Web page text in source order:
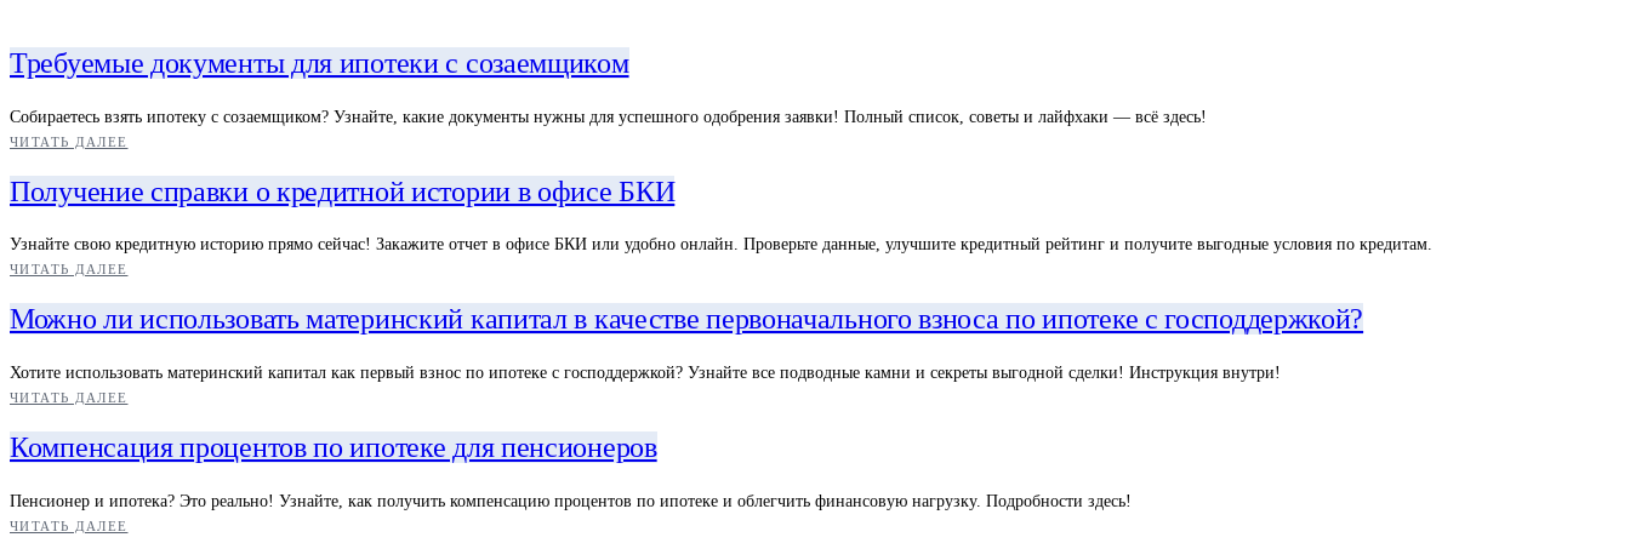
Требуемые документы для ипотеки с созаемщиком
Собираетесь взять ипотеку с созаемщиком? Узнайте, какие документы нужны для успешного одобрения заявки! Полный список, советы и лайфхаки — всё здесь!
ЧИТАТЬ ДАЛЕЕ
Получение справки о кредитной истории в офисе БКИ
Узнайте свою кредитную историю прямо сейчас! Закажите отчет в офисе БКИ или удобно онлайн. Проверьте данные, улучшите кредитный рейтинг и получите выгодные условия по кредитам.
ЧИТАТЬ ДАЛЕЕ
Можно ли использовать материнский капитал в качестве первоначального взноса по ипотеке с господдержкой?
Хотите использовать материнский капитал как первый взнос по ипотеке с господдержкой? Узнайте все подводные камни и секреты выгодной сделки! Инструкция внутри!
ЧИТАТЬ ДАЛЕЕ
Компенсация процентов по ипотеке для пенсионеров
Пенсионер и ипотека? Это реально! Узнайте, как получить компенсацию процентов по ипотеке и облегчить финансовую нагрузку. Подробности здесь!
ЧИТАТЬ ДАЛЕЕ